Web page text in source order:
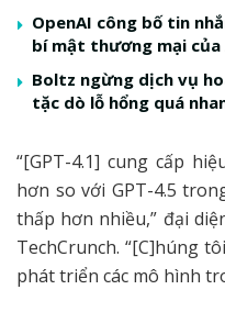
OpenAI công bố tin
bí mật thương mại của
Boltz ngừng dịch vụ
tặc dò lỗ hổng quá
“[GPT-4.1] cung cấp
hơn so với GPT-4.5
thấp hơn nhiều,” đại
TechCrunch. “[C]húng
phát triển các mô hình